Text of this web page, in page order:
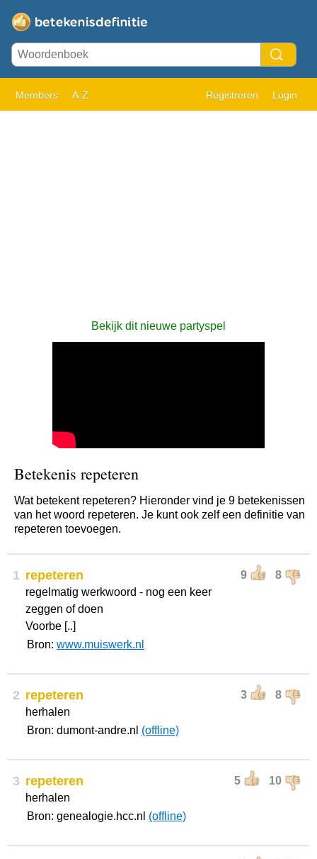
Members A-Z Registreren Login
Bekijk dit nieuwe partyspel
Betekenis repeteren
Wat betekent repeteren? Hieronder vind je 9 betekenissen
van het woord repeteren. Je kunt ook zelf een definitie van
repeteren toevoegen.
1 9 8
repeteren
regelmatig werkwoord - nog een keer
zeggen of doen
Voorbe [..]
Bron: www.muiswerk.nl
2 3 8
repeteren
herhalen
Bron: dumont-andre.nl (offline)
3 5 10
repeteren
herhalen
Bron: genealogie.hcc.nl (offline)